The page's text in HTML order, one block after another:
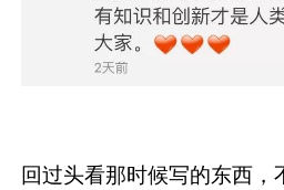
回过头看那时候写的东西，